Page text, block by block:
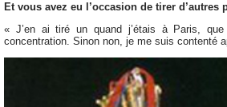
Et vous avez eu l’occasion de tirer d’autres
« J’en ai tiré un quand j’étais à Paris,
concentration. Sinon non, je me suis contenté